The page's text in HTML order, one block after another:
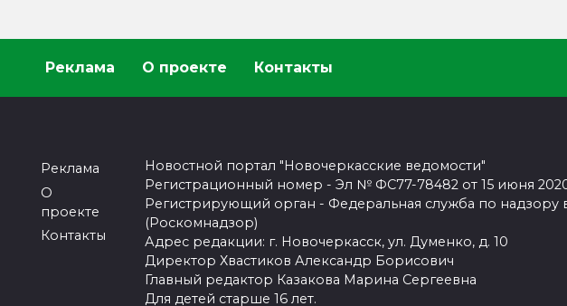
Реклама О проекте Контакты
Реклама
О
проекте
Контакты
Новостной портал "Новочеркасские ведомости"
Регистрационный номер - Эл № ФС77-78482 от 15 июня
Регистрирующий орган - Федеральная служба по
(Роскомнадзор)
Адрес редакции: г. Новочеркасск, ул. Думенко, д. 10
Директор Хвастиков Александр Борисович
Главный редактор Казакова Марина Сергеевна
Для детей старше 16 лет.